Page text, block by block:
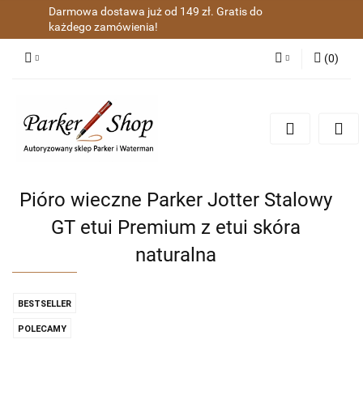
Darmowa dostawa już od 149 zł. Gratis do
każdego zamówienia!
Zarejestruj się
(0)
Pióro wieczne Parker Jotter Stalowy
GT etui Premium z etui skóra
naturalna
BESTSELLER
POLECAMY